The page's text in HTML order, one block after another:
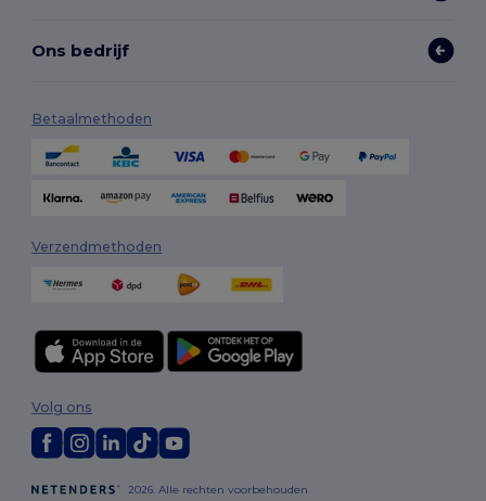
Ons bedrijf
Betaalmethoden
Verzendmethoden
2026. Alle rechten voorbehouden
Volg ons